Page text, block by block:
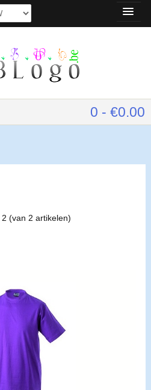
0 - €0.00
2 (van 2 artikelen)